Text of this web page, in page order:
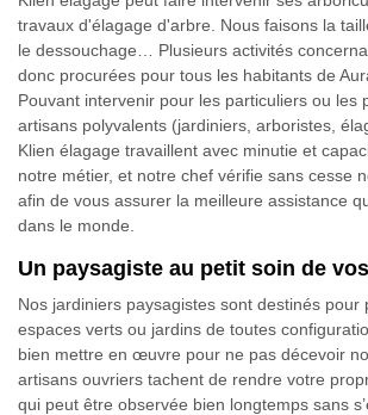
travaux d'élagage d'arbre. Nous faisons la
le dessouchage… Plusieurs activités
donc procurées pour tous les habitants de
Pouvant intervenir pour les particuliers ou les
artisans polyvalents (jardiniers, arboristes,
Klien élagage travaillent avec minutie et
notre métier, et notre chef vérifie sans cesse
afin de vous assurer la meilleure assistance
dans le monde.
Un paysagiste au petit soin de
Nos jardiniers paysagistes sont destinés pour
espaces verts ou jardins de toutes
bien mettre en œuvre pour ne pas décevoir
artisans ouvriers tachent de rendre votre
qui peut être observée bien longtemps sans